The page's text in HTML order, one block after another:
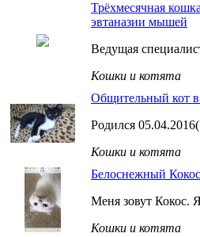
Трёхмесячная
эвтаназии мышей
Ведущая
Кошки и котята
Общительный кот
Родился
Кошки и котята
Белоснежный Кокос
Меня зовут Кокос.
Кошки и котята